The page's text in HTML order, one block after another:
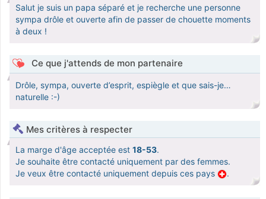
Salut je suis un papa séparé et je recherche une personne
sympa drôle et ouverte afin de passer de chouette moments
à deux !
Ce que j'attends de mon partenaire
Drôle, sympa, ouverte d’esprit, espiègle et que sais-je…
naturelle :-)
Mes critères à respecter
La marge d'âge acceptée est 18-53.
Je souhaite être contacté uniquement par des femmes.
Je veux être contacté uniquement depuis ces pays
.